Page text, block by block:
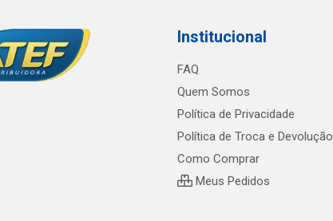
Institucional
FAQ
Quem Somos
Política de Privacidade
Política de Troca e Devolução
Como Comprar
Meus Pedidos